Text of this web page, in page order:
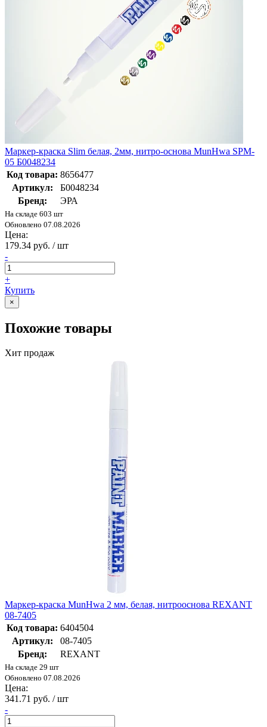
Маркер-краска Slim белая, 2мм, нитро-основа MunHwa SPM-
05 Б0048234
Код товара: 8656477
Артикул:
Б0048234
Бренд:
ЭРА
На складе 603 шт
Обновлено 07.08.2026
Цена:
179.34 руб. / шт
-
+
Купить
×
Похожие товары
Хит продаж
Маркер-краска MunHwa 2 мм, белая, нитрооснова REXANT
08-7405
Код товара: 6404504
Артикул:
08-7405
Бренд:
REXANT
На складе 29 шт
Обновлено 07.08.2026
Цена:
341.71 руб. / шт
-